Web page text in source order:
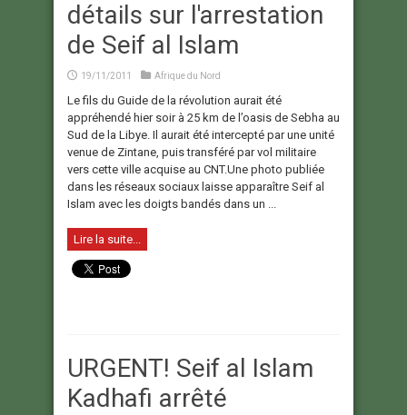
détails sur l'arrestation
de Seif al Islam
19/11/2011 Afrique du Nord
Le fils du Guide de la révolution aurait été
appréhendé hier soir à 25 km de l’oasis de Sebha au
Sud de la Libye. Il aurait été intercepté par une unité
venue de Zintane, puis transféré par vol militaire
vers cette ville acquise au CNT.Une photo publiée
dans les réseaux sociaux laisse apparaître Seif al
Islam avec les doigts bandés dans un ...
Lire la suite...
URGENT! Seif al Islam
Kadhafi arrêté